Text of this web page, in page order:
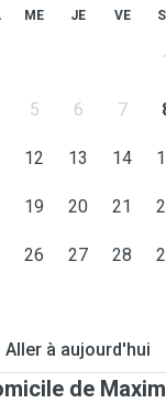
ME JE VE
5 6 7
12 13 14
19 20 21
26 27 28
Aller à aujourd'hui
de